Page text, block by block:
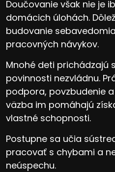
Doučovanie však nie je
domácich úlohách.
budovanie
pracovných návykov.
Mnohé deti prichádzajú
povinnosti nezvládnu.
podpora, povzbudenie
väzba im pomáhajú
vlastné schopnosti.
Postupne sa učia
pracovať s chybami a
neúspechu.